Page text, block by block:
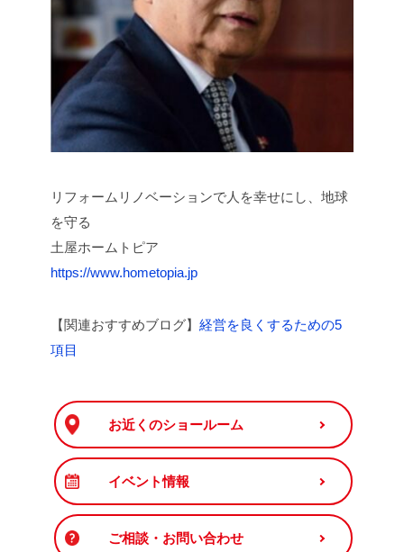
リフォームリノベーションで人を幸せにし、地球
を守る
土屋ホームトピア
https://www.hometopia.jp
【関連おすすめブログ】 経営を良くするための5
項目
お近くのショールーム
イベント情報
ご相談・お問い合わせ